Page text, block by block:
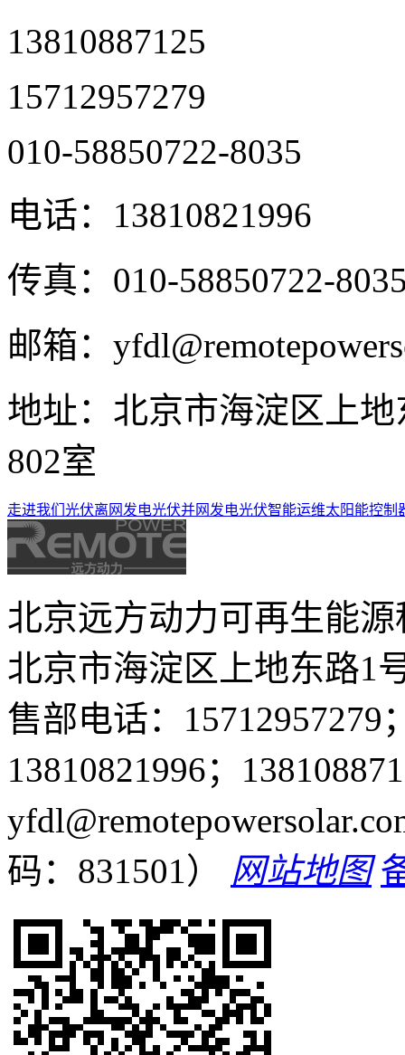
13810887125
15712957279
010-58850722-8035
电话： 13810821996
传真： 010-58850722-
邮箱：
地址： 北京市海淀区上
802室
走进我们 光伏离网发电光伏并网发电光伏智能运维太阳能控制
北京远方动力可再生能
北京市海淀区上地东路1
售部电话：15712957279
13810821996；
码：831501）
网站地图